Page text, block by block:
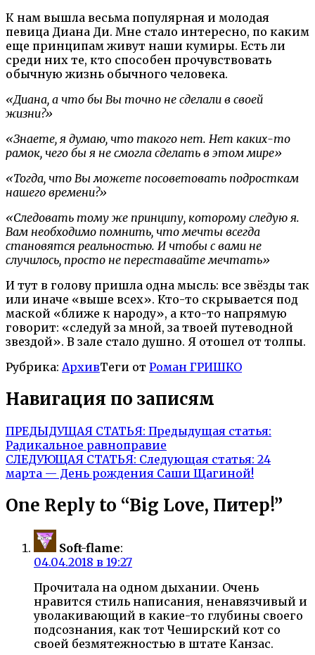
К нам вышла весьма популярная и молодая
певица Диана Ди. Мне стало интересно, по каким
еще принципам живут наши кумиры. Есть ли
среди них те, кто способен прочувствовать
обычную жизнь обычного человека.
«Диана, а что бы Вы точно не сделали в своей
жизни?»
«Знаете, я думаю, что такого нет. Нет каких-то
рамок, чего бы я не смогла сделать в этом мире»
«Тогда, что Вы можете посоветовать подросткам
нашего времени?»
«Следовать тому же принципу, которому следую я.
Вам необходимо помнить, что мечты всегда
становятся реальностью. И чтобы с вами не
случилось, просто не переставайте мечтать»
И тут в голову пришла одна мысль: все звёзды так
или иначе «выше всех». Кто-то скрывается под
маской «ближе к народу», а кто-то напрямую
говорит: «следуй за мной, за твоей путеводной
звездой». В зале стало душно. Я отошел от толпы.
Рубрика: АрхивТеги от Роман ГРИШКО
Навигация по записям
ПРЕДЫДУЩАЯ СТАТЬЯ: Предыдущая статья:
Радикальное равноправие
СЛЕДУЮЩАЯ СТАТЬЯ: Следующая статья: 24
марта — День рождения Саши Щагиной!
One Reply to “Big Love, Питер!”
Soft-flame:
04.04.2018 в 19:27
Прочитала на одном дыхании. Очень
нравится стиль написания, ненавязчивый и
уволакивающий в какие-то глубины своего
подсознания, как тот Чеширский кот со
своей безмятежностью в штате Канзас.